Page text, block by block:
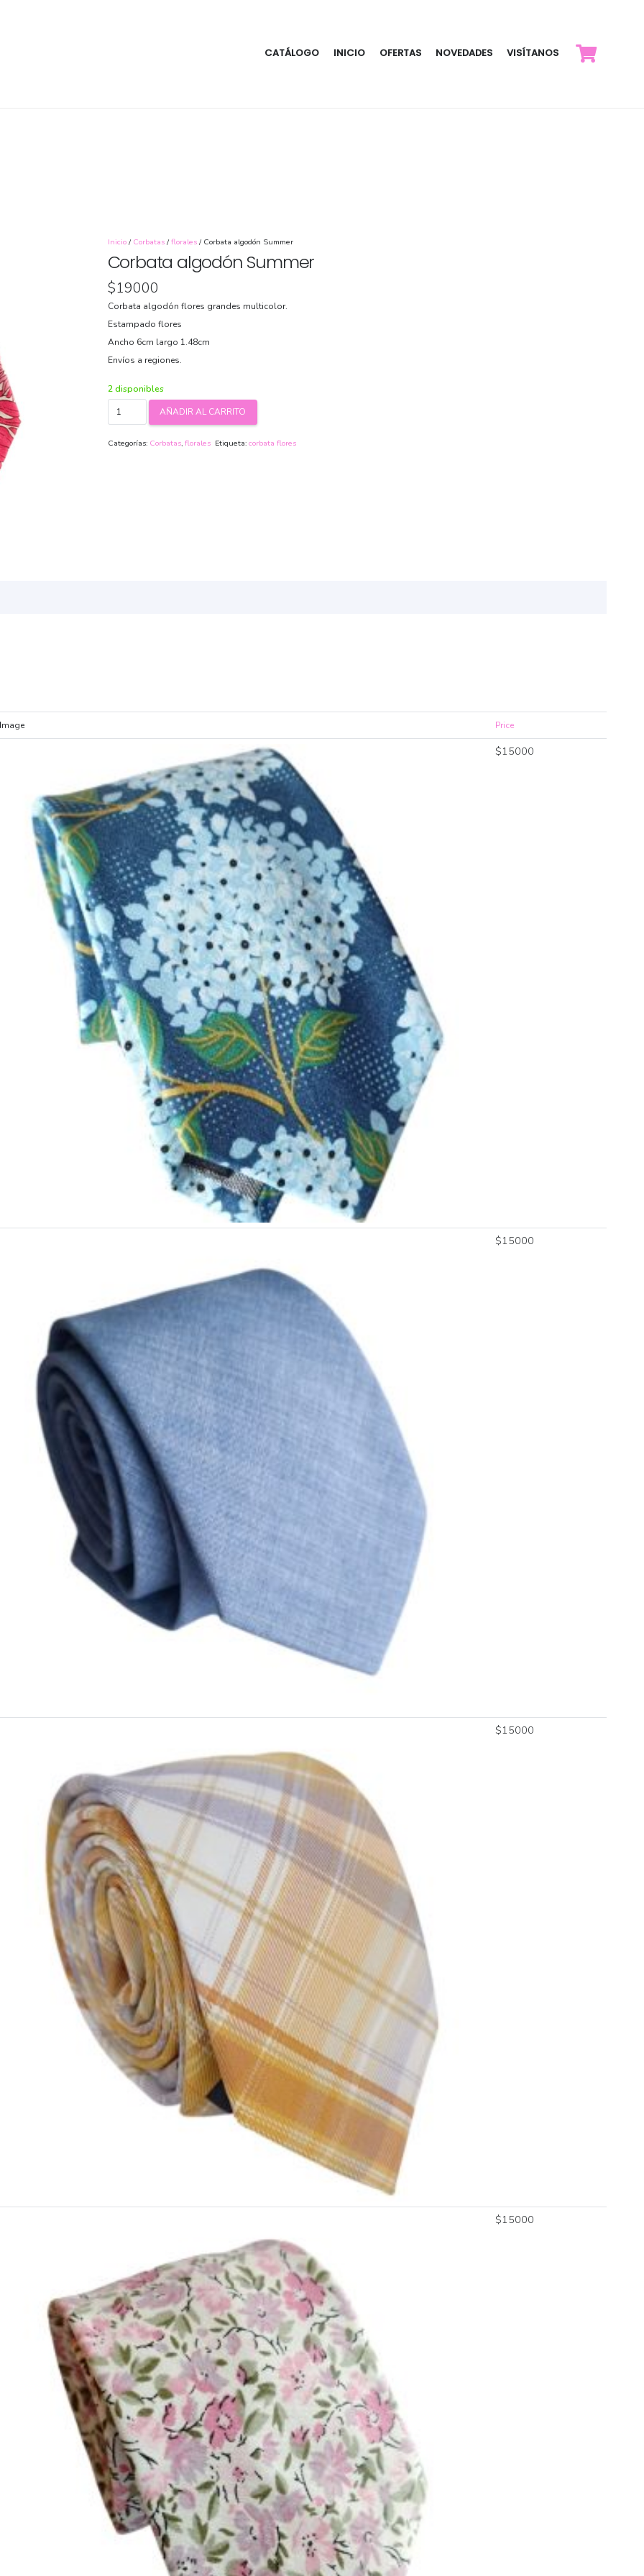
CATÁLOGO INICIO OFERTAS NOVEDADES VISÍTANOS
Inicio/ Corbatas/ florales/ Corbata algodón Summer
Corbata algodón Summer
$19000
Corbata algodón flores grandes multicolor.
Estampado flores
Ancho 6cm largo 1.48cm
Envíos a regiones.
2 disponibles
Corbata
algodón
Summer
AÑADIR AL CARRITO
Categorías: Corbatas, florales Etiqueta:corbata flores
Image Price
$15000
$15000
$15000
$15000